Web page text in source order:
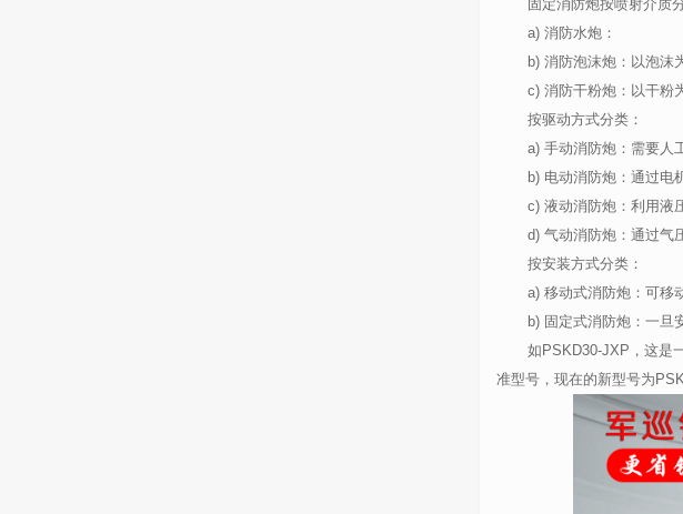
固定消防炮按喷射介质
a) 消防水炮：
b) 消防泡沫炮：以泡沫
c) 消防干粉炮：以干粉
按驱动方式分类：
a) 手动消防炮：需要人
b) 电动消防炮：通过电
c) 液动消防炮：利用液
d) 气动消防炮：通过气
按安装方式分类：
a) 移动式消防炮：可移
b) 固定式消防炮：一旦
如 PSKD30-JXP ，这是
准型号，现在的新型号为